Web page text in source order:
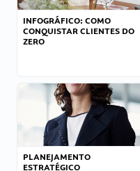
INFOGRÁFICO: COMO
CONQUISTAR CLIENTES DO
ZERO
PLANEJAMENTO
ESTRATÉGICO